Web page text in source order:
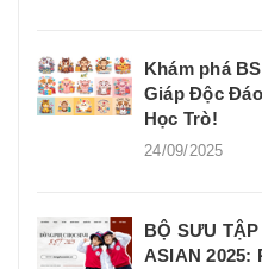
Khám phá
Giáp Độc
Học Trò!
24/09/2025
BỘ SƯU
ASIAN 2025: